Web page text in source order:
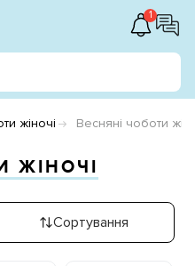
1
жіночі Весняні чоботи
ЖІНОЧІ
Сортування